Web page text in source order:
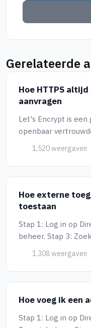
Gerelateerde
Hoe HTTPS
aanvragen
Let's Encrypt is een
openbaar
1,520 weergaven
Hoe externe
toestaan
Stap 1: Log in op
beheer. Stap 3:
1,308 weergaven
Hoe voeg ik een
Stap 1: Log in op